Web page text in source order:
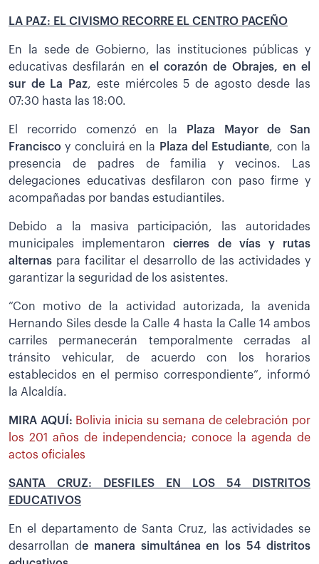
LA PAZ: EL CIVISMO RECORRE EL CENTRO PACEÑO
En la sede de Gobierno, las instituciones públicas y
educativas desfilarán en el corazón de Obrajes, en el
sur de La Paz, este miércoles 5 de agosto desde las
07:30 hasta las 18:00.
El recorrido comenzó en la
Plaza Mayor de San
Francisco y concluirá en la Plaza del Estudiante, con la
presencia de padres de familia y vecinos. Las
delegaciones educativas desfilaron con paso firme y
acompañadas por bandas estudiantiles.
Debido a la masiva participación, las autoridades
municipales implementaroncierres de vías y rutas
alternas para facilitar el desarrollo de las actividades y
garantizar la seguridad de los asistentes.
“Con motivo de la actividad autorizada, la avenida
Hernando Siles desde la Calle 4 hasta la Calle 14 ambos
carriles permanecerán temporalmente cerradas al
tránsito vehicular, de acuerdo con los horarios
establecidos en el permiso correspondiente”, informó
la Alcaldía.
MIRA AQUÍ: Bolivia inicia su semana de celebración por
los 201 años de independencia; conoce la agenda de
actos oficiales
SANTA CRUZ: DESFILES EN LOS 54 DISTRITOS
EDUCATIVOS
En el departamento de Santa Cruz, las actividades se
desarrollan de manera simultánea en los 54 distritos